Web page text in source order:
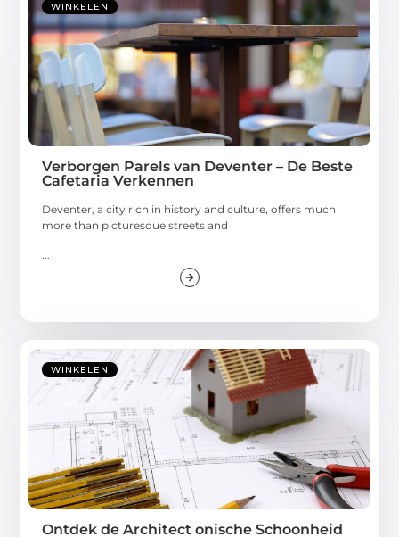
WINKELEN
Verborgen Parels van Deventer – De Beste
Cafetaria Verkennen
Deventer, a city rich in history and culture, offers much
more than picturesque streets and
WINKELEN
Ontdek de Architect onische Schoonheid